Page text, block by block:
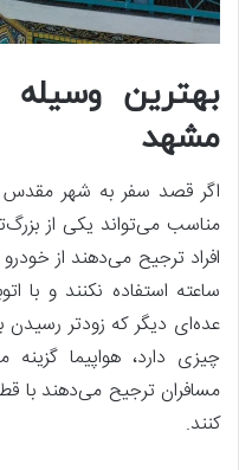
بهترین وسیله
مشهد
اگر قصد سفر به شهر مقدس
مناسب می‌تواند یکی از
ساعته استفاده نکنند و با
عده‌ای دیگر که زودتر
چیزی دارد، هواپیما
مسافران ترجیح می‌دهند با
کنند.